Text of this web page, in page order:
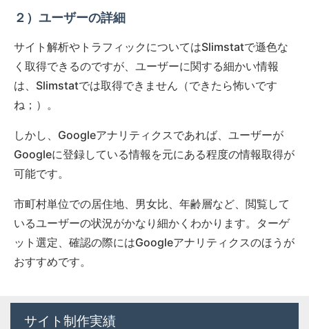
２）ユーザーの詳細
サイト解析やトラフィックについてはSlimstatで遜色な
く取得できるのですが、ユーザーに関する細かい情報
は、Slimstatでは取得できません（できたら怖いです
ね；）。
しかし、Googleアナリティクスであれば、ユーザーが
Googleに登録している情報を元にある程度の情報取得が
可能です。
市町村単位での居住地、男女比、年齢層など、閲覧して
いるユーザーの状況がかなり細かくわかります。ターゲ
ット選定、確認の際にはGoogleアナリティクスのほうが
おすすめです。
サイト制作実績